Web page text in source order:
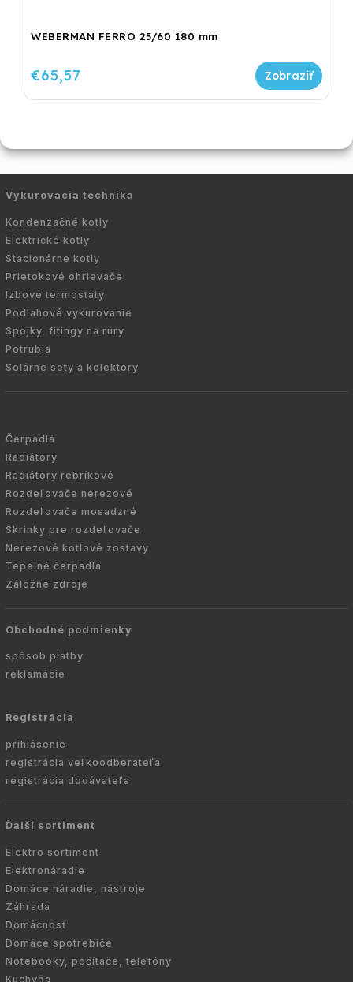
WEBERMAN FERRO 25/60 180 mm
€65,57
Vykurovacia technika
Kondenzačné kotly
Elektrické kotly
Stacionárne kotly
Prietokové ohrievače
Izbové termostaty
Podlahové vykurovanie
Spojky, fitingy na rúry
Potrubia
Solárne sety a kolektory
Čerpadlá
Radiátory
Radiátory rebríkové
Rozdeľovače nerezové
Rozdeľovače mosadzné
Skrinky pre rozdeľovače
Nerezové kotlové zostavy
Tepelné čerpadlá
Záložné zdroje
Obchodné podmienky
spôsob platby
reklamácie
Registrácia
prihlásenie
registrácia veľkoodberateľa
registrácia dodávateľa
Ďalší sortiment
Elektro sortiment
Elektronáradie
Domáce náradie, nástroje
Záhrada
Domácnosť
Domáce spotrebiče
Notebooky, počítače, telefóny
Kuchyňa